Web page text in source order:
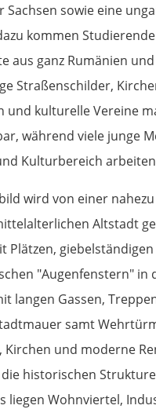
Sachsen sowie eine
kommen
aus ganz Rumänien
Straßenschilder,
und kulturelle Vereine
während viele junge
Kulturbereich
wird von einer
Altstadt
Plätzen,
"Augenfenstern" in
langen Gassen,
samt
Kirchen und moderne
historischen
liegen Wohnviertel,